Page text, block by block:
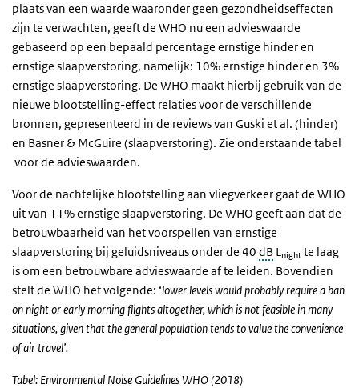
plaats van een waarde waaronder geen gezondheidseffecten
zijn te verwachten, geeft de WHO nu een advieswaarde
gebaseerd op een bepaald percentage ernstige hinder en
ernstige slaapverstoring, namelijk: 10% ernstige hinder en 3%
ernstige slaapverstoring. De WHO maakt hierbij gebruik van de
nieuwe blootstelling-effect relaties voor de verschillende
bronnen, gepresenteerd in de reviews van Guski et al. (hinder)
en Basner & McGuire (slaapverstoring). Zie onderstaande tabel
voor de advieswaarden.
Voor de nachtelijke blootstelling aan vliegverkeer gaat de WHO
uit van 11% ernstige slaapverstoring. De WHO geeft aan dat de
betrouwbaarheid van het voorspellen van ernstige
slaapverstoring bij geluidsniveaus onder de 40 dB Lnightte laag
is om een betrouwbare advieswaarde af te leiden. Bovendien
stelt de WHO het volgende: ‘lower levels would probably require a ban
on night or early morning flights altogether, which is not feasible in many
situations, given that the general population tends to value the convenience
of air travel’.
Tabel: Environmental Noise Guidelines WHO (2018)